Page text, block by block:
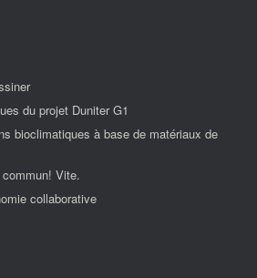
du projet Duniter G1
bioclimatiques à base de matériaux de
Vite.
collaborative